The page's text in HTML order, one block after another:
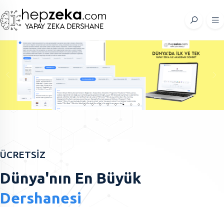
ÜCRETSİZ
Dünya'nın En Büyük
Dershanesi